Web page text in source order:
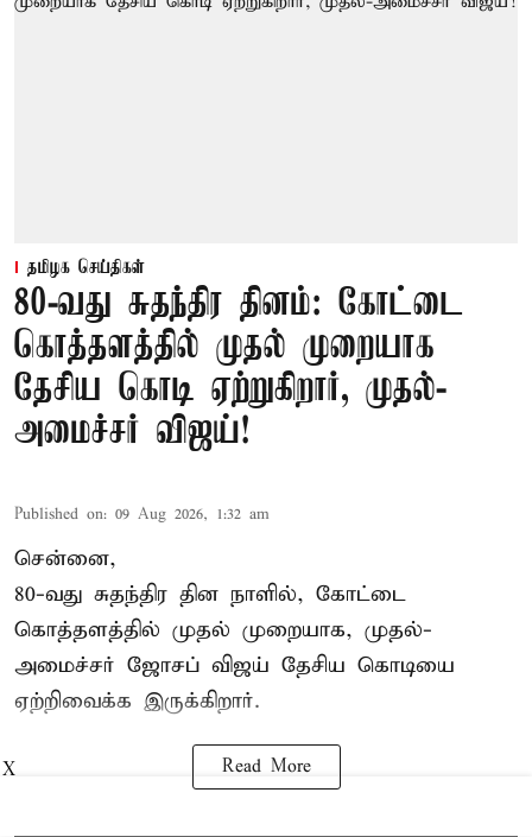
தமிழக செய்திகள்
80-வது சுதந்திர தினம்: கோட்டை
கொத்தளத்தில் முதல் முறையாக
தேசிய கொடி ஏற்றுகிறார், முதல்-
அமைச்சர் விஜய்!
Published on: 09 Aug 2026, 1:32 am
சென்னை,
80-வது சுதந்திர தின நாளில், கோட்டை
கொத்தளத்தில் முதல் முறையாக, முதல்-
அமைச்சர் ஜோசப் விஜய் தேசிய கொடியை
ஏற்றிவைக்க இருக்கிறார்.
Read More
X